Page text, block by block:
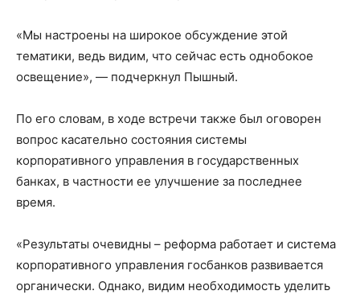
«Мы настроены на широкое обсуждение этой
тематики, ведь видим, что сейчас есть однобокое
освещение», — подчеркнул Пышный.
По его словам, в ходе встречи также был оговорен
вопрос касательно состояния системы
корпоративного управления в государственных
банках, в частности ее улучшение за последнее
время.
«Результаты очевидны – реформа работает и система
корпоративного управления госбанков развивается
органически. Однако, видим необходимость уделить